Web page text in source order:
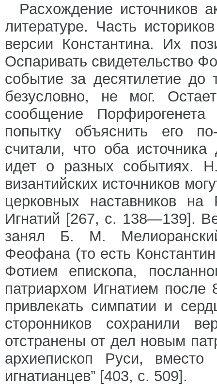
Расхождение источников
литературе. Часть
версии Константина. Их
Оспаривать свидетельство
событие за десятилетие до
безусловно, не мог.
сообщение
попытку объяснить его
считали, что оба
идет о разных событиях.
византийских источников
церковных наставников
Игнатий [267, с. 138—139].
занял Б. М.
Феофана (то есть
Фотием епископа,
патриархом Игнатием после
привлекать симпатии и
сторонников сохранили
отстранены от дел новым
архиепископ Руси,
игнатианцев” [403, с. 509].